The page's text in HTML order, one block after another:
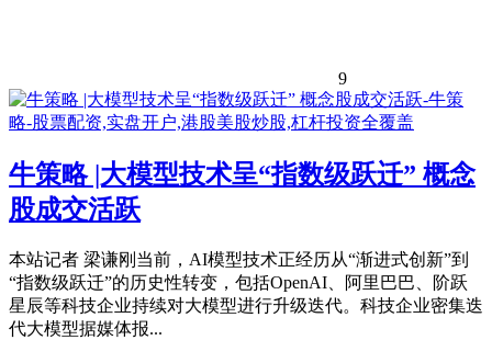
9
牛策略 |大模型技术呈“指数级跃迁” 概念
股成交活跃
本站记者 梁谦刚当前，AI模型技术正经历从“渐进式创新”到
“指数级跃迁”的历史性转变，包括OpenAI、阿里巴巴、阶跃
星辰等科技企业持续对大模型进行升级迭代。科技企业密集迭
代大模型据媒体报...